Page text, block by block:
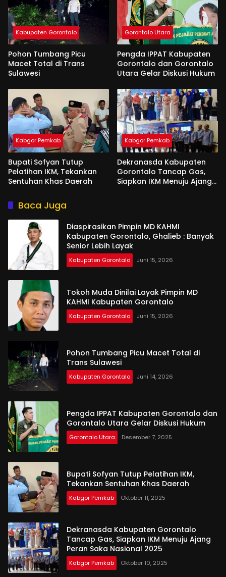
Kabupaten Gorontalo
Pohon Tumbang Picu
Macet Total di Trans
Sulawesi
Gorontalo Utara
Pengda IPPAT Kabupaten
Gorontalo dan Gorontalo
Utara Gelar Diskusi Hukum
Kabgor Pemkab
Bupati Sofyan Tutup
Pelatihan IKM, Tekankan
Sentuhan Khas Daerah
Kabgor Pemkab
Dekranasda Kabupaten
Gorontalo Tancap Gas,
Siapkan IKM Menuju Ajang
Baca Juga
Diaspirasikan Pimpin MD KAHMI
Kabupaten Gorontalo, Ghalieb : Banyak
Senior Lebih Layak
Kabupaten Gorontalo Juni 15, 2026
Tokoh Muda Dinilai Layak Pimpin MD
KAHMI Kabupaten Gorontalo
Kabupaten Gorontalo Juni 15, 2026
Pohon Tumbang Picu Macet Total di
Trans Sulawesi
Kabupaten Gorontalo Juni 14, 2026
Pengda IPPAT Kabupaten Gorontalo dan
Gorontalo Utara Gelar Diskusi Hukum
Gorontalo Utara Desember 7, 2025
Bupati Sofyan Tutup Pelatihan IKM,
Tekankan Sentuhan Khas Daerah
Kabgor Pemkab Oktober 11, 2025
Dekranasda Kabupaten Gorontalo
Tancap Gas, Siapkan IKM Menuju Ajang
Peran Saka Nasional 2025
Kabgor Pemkab Oktober 10, 2025